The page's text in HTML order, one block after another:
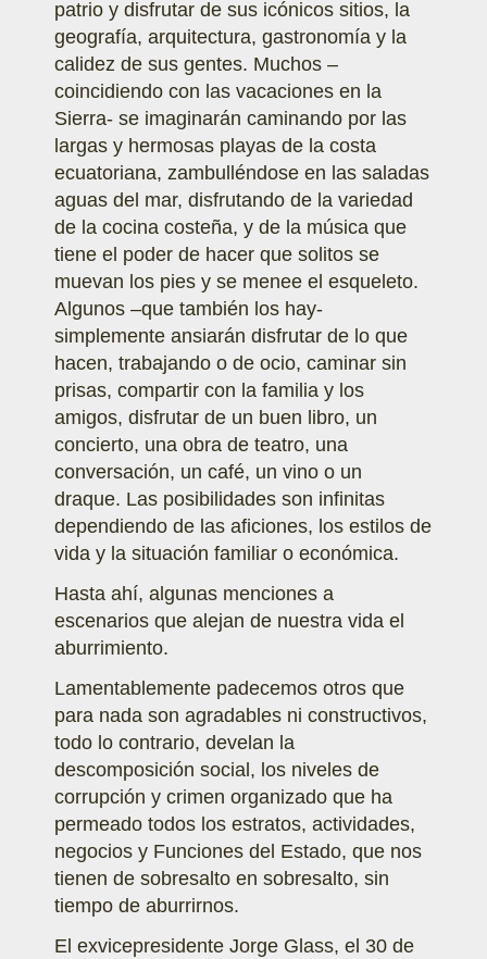
patrio y disfrutar de sus icónicos sitios, la
geografía, arquitectura, gastronomía y la
calidez de sus gentes. Muchos –
coincidiendo con las vacaciones en la
Sierra- se imaginarán caminando por las
largas y hermosas playas de la costa
ecuatoriana, zambulléndose en las saladas
aguas del mar, disfrutando de la variedad
de la cocina costeña, y de la música que
tiene el poder de hacer que solitos se
muevan los pies y se menee el esqueleto.
Algunos –que también los hay-
simplemente ansiarán disfrutar de lo que
hacen, trabajando o de ocio, caminar sin
prisas, compartir con la familia y los
amigos, disfrutar de un buen libro, un
concierto, una obra de teatro, una
conversación, un café, un vino o un
draque. Las posibilidades son infinitas
dependiendo de las aficiones, los estilos de
vida y la situación familiar o económica.
Hasta ahí, algunas menciones a
escenarios que alejan de nuestra vida el
aburrimiento.
Lamentablemente padecemos otros que
para nada son agradables ni constructivos,
todo lo contrario, develan la
descomposición social, los niveles de
corrupción y crimen organizado que ha
permeado todos los estratos, actividades,
negocios y Funciones del Estado, que nos
tienen de sobresalto en sobresalto, sin
tiempo de aburrirnos.
El exvicepresidente Jorge Glass, el 30 de